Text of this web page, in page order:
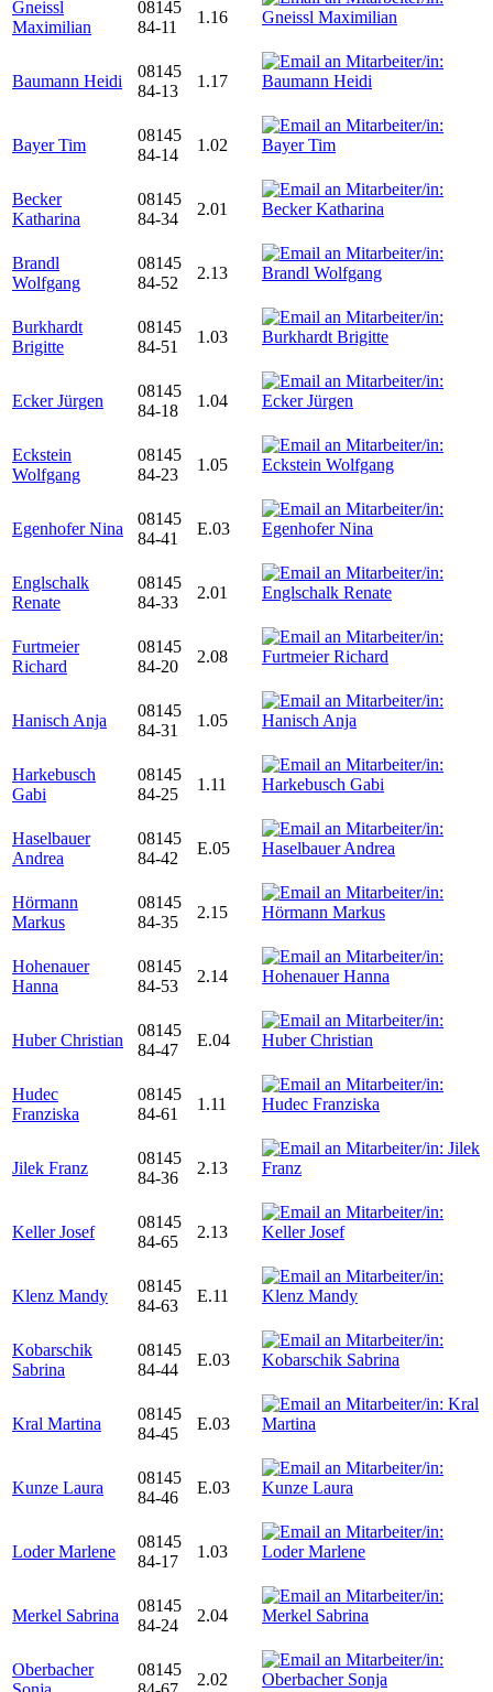
Gneissl
Maximilian
08145
84-11
1.16
Baumann Heidi
08145
84-13
1.17
Bayer Tim
08145
84-14
1.02
Becker
Katharina
08145
84-34
2.01
Brandl
Wolfgang
08145
84-52
2.13
Burkhardt
Brigitte
08145
84-51
1.03
Ecker Jürgen
08145
84-18
1.04
Eckstein
Wolfgang
08145
84-23
1.05
Egenhofer Nina
08145
84-41
E.03
Englschalk
Renate
08145
84-33
2.01
Furtmeier
Richard
08145
84-20
2.08
Hanisch Anja
08145
84-31
1.05
Harkebusch
Gabi
08145
84-25
1.11
Haselbauer
Andrea
08145
84-42
E.05
Hörmann
Markus
08145
84-35
2.15
Hohenauer
Hanna
08145
84-53
2.14
Huber Christian
08145
84-47
E.04
Hudec
Franziska
08145
84-61
1.11
Jilek Franz
08145
84-36
2.13
Keller Josef
08145
84-65
2.13
Klenz Mandy
08145
84-63
E.11
Kobarschik
Sabrina
08145
84-44
E.03
Kral Martina
08145
84-45
E.03
Kunze Laura
08145
84-46
E.03
Loder Marlene
08145
84-17
1.03
Merkel Sabrina
08145
84-24
2.04
Oberbacher
08145
2.02